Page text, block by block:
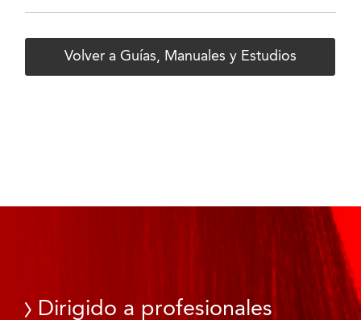
Volver a Guías, Manuales y Estudios
Dirigido a profesionales